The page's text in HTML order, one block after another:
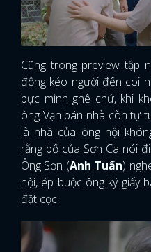
Cũng trong preview tập
động kéo người đến coi
bực mình ghê chứ, khi
ông Vạn bán nhà còn tự
là nhà của ông nội
rằng bố của Sơn Ca nói
Ông Sơn (Anh Tuấn)
nội, ép buộc ông ký giấy
đặt cọc.